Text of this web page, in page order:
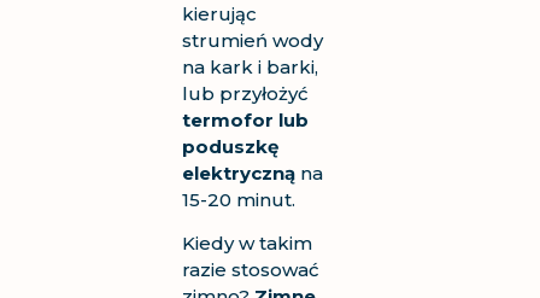
kierując
strumień wody
na kark i barki,
lub przyłożyć
termofor lub
poduszkę
elektrycznąna
15-20 minut.
Kiedy w takim
razie stosować